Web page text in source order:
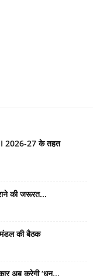
2026-27 के तहत
की जरूरत...
की बैठक
अब करेगी ‘धन...